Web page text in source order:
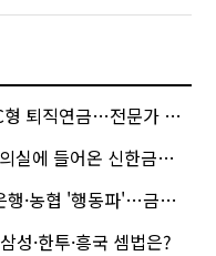
직연금…전문가 조언은
들어온 신한금융 AI
행동파'…금감원 '신중모드'
성·한투·흥국 셈법은?